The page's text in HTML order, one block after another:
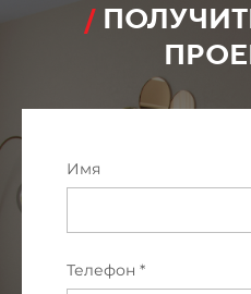
/
Имя
Телефон *